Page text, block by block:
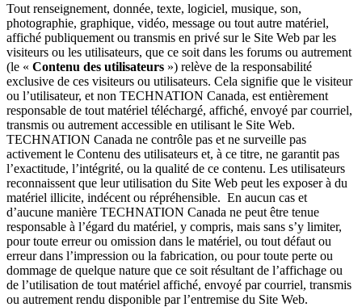
Tout renseignement, donnée, texte, logiciel, musique, son,
photographie, graphique, vidéo, message ou tout autre matériel,
affiché publiquement ou transmis en privé sur le Site Web par les
visiteurs ou les utilisateurs, que ce soit dans les forums ou autrement
(le « Contenu des utilisateurs ») relève de la responsabilité
exclusive de ces visiteurs ou utilisateurs. Cela signifie que le visiteur
ou l’utilisateur, et non TECHNATION Canada, est entièrement
responsable de tout matériel téléchargé, affiché, envoyé par courriel,
transmis ou autrement accessible en utilisant le Site Web.
TECHNATION Canada ne contrôle pas et ne surveille pas
activement le Contenu des utilisateurs et, à ce titre, ne garantit pas
l’exactitude, l’intégrité, ou la qualité de ce contenu. Les utilisateurs
reconnaissent que leur utilisation du Site Web peut les exposer à du
matériel illicite, indécent ou répréhensible. En aucun cas et
d’aucune manière TECHNATION Canada ne peut être tenue
responsable à l’égard du matériel, y compris, mais sans s’y limiter,
pour toute erreur ou omission dans le matériel, ou tout défaut ou
erreur dans l’impression ou la fabrication, ou pour toute perte ou
dommage de quelque nature que ce soit résultant de l’affichage ou
de l’utilisation de tout matériel affiché, envoyé par courriel, transmis
ou autrement rendu disponible par l’entremise du Site Web.